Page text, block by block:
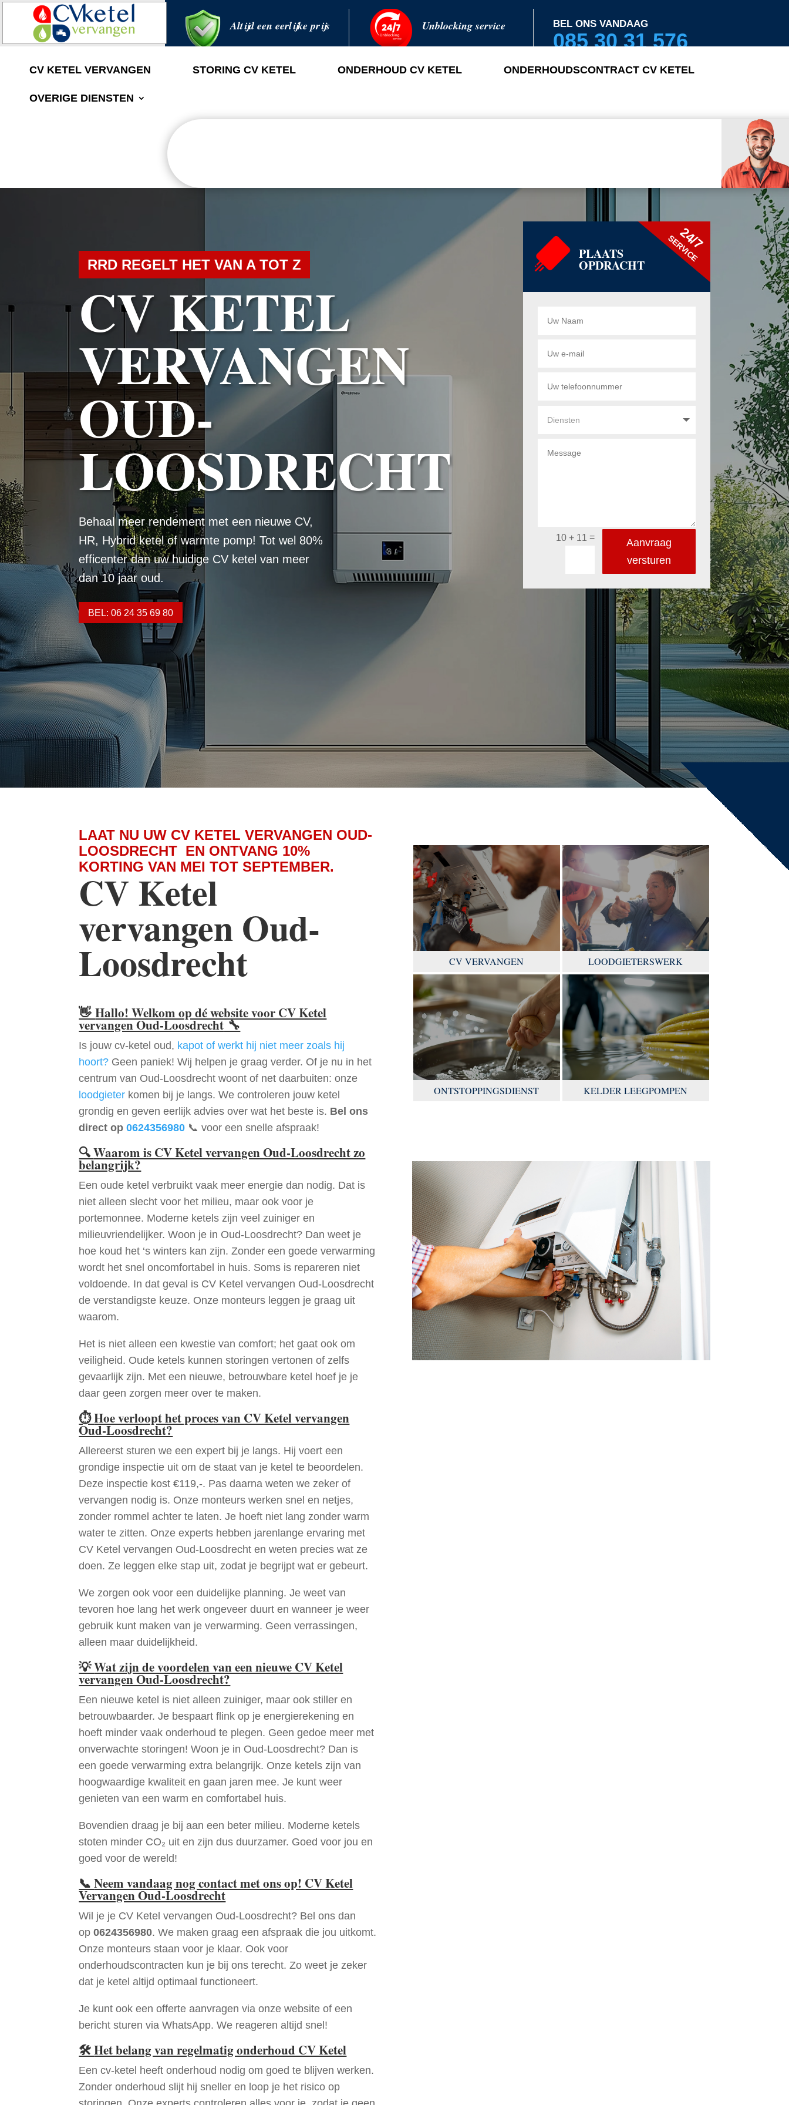
Altijd een eerlijke prijs Unblocking service BEL ONS VANDAAG
085 30 31 576
CV KETEL VERVANGEN STORING CV KETEL ONDERHOUD CV KETEL ONDERHOUDSCONTRACT CV KETEL
OVERIGE DIENSTEN
RRD REGELT HET VAN A TOT Z
CV KETEL
VERVANGEN
OUD-
LOOSDRECHT
Behaal meer rendement met een nieuwe CV,
HR, Hybrid ketel of warmte pomp! Tot wel 80%
efficenter dan uw huidige CV ketel van meer
dan 10 jaar oud.
BEL: 06 24 35 69 80
PLAATS
OPDRACHT
24/7
SERVICE
10 + 11 =
Aanvraag
versturen
LAAT NU UW CV KETEL VERVANGEN OUD-
LOOSDRECHT EN ONTVANG 10%
KORTING VAN MEI TOT SEPTEMBER.
CV Ketel
vervangen Oud-
Loosdrecht
👋Hallo! Welkom op dé website voor CV Ketel
vervangen Oud-Loosdrecht🔧
Is jouw cv-ketel oud, kapot of werkt hij niet meer zoals hij
hoort? Geen paniek! Wij helpen je graag verder. Of je nu in het
centrum van Oud-Loosdrecht woont of net daarbuiten: onze
loodgieter komen bij je langs. We controleren jouw ketel
grondig en geven eerlijk advies over wat het beste is. Bel ons
direct op0624356980 📞 voor een snelle afspraak!
🔍Waarom is CV Ketel vervangen Oud-Loosdrecht zo
belangrijk?
Een oude ketel verbruikt vaak meer energie dan nodig. Dat is
niet alleen slecht voor het milieu, maar ook voor je
portemonnee. Moderne ketels zijn veel zuiniger en
milieuvriendelijker. Woon je in Oud-Loosdrecht? Dan weet je
hoe koud het ‘s winters kan zijn. Zonder een goede verwarming
wordt het snel oncomfortabel in huis. Soms is repareren niet
voldoende. In dat geval is CV Ketel vervangen Oud-Loosdrecht
de verstandigste keuze. Onze monteurs leggen je graag uit
waarom.
Het is niet alleen een kwestie van comfort; het gaat ook om
veiligheid. Oude ketels kunnen storingen vertonen of zelfs
gevaarlijk zijn. Met een nieuwe, betrouwbare ketel hoef je je
daar geen zorgen meer over te maken.
⏱Hoe verloopt het proces van CV Ketel vervangen
Oud-Loosdrecht?
Allereerst sturen we een expert bij je langs. Hij voert een
grondige inspectie uit om de staat van je ketel te beoordelen.
Deze inspectie kost €119,-. Pas daarna weten we zeker of
vervangen nodig is. Onze monteurs werken snel en netjes,
zonder rommel achter te laten. Je hoeft niet lang zonder warm
water te zitten. Onze experts hebben jarenlange ervaring met
CV Ketel vervangen Oud-Loosdrecht en weten precies wat ze
doen. Ze leggen elke stap uit, zodat je begrijpt wat er gebeurt.
We zorgen ook voor een duidelijke planning. Je weet van
tevoren hoe lang het werk ongeveer duurt en wanneer je weer
gebruik kunt maken van je verwarming. Geen verrassingen,
alleen maar duidelijkheid.
💡Wat zijn de voordelen van een nieuwe CV Ketel
vervangen Oud-Loosdrecht?
Een nieuwe ketel is niet alleen zuiniger, maar ook stiller en
betrouwbaarder. Je bespaart flink op je energierekening en
hoeft minder vaak onderhoud te plegen. Geen gedoe meer met
onverwachte storingen! Woon je in Oud-Loosdrecht? Dan is
een goede verwarming extra belangrijk. Onze ketels zijn van
hoogwaardige kwaliteit en gaan jaren mee. Je kunt weer
genieten van een warm en comfortabel huis.
Bovendien draag je bij aan een beter milieu. Moderne ketels
stoten minder CO₂ uit en zijn dus duurzamer. Goed voor jou en
goed voor de wereld!
📞Neem vandaag nog contact met ons op! CV Ketel
Vervangen Oud-Loosdrecht
Wil je je CV Ketel vervangen Oud-Loosdrecht? Bel ons dan
op0624356980. We maken graag een afspraak die jou uitkomt.
Onze monteurs staan voor je klaar. Ook voor
onderhoudscontracten kun je bij ons terecht. Zo weet je zeker
dat je ketel altijd optimaal functioneert.
Je kunt ook een offerte aanvragen via onze website of een
bericht sturen via WhatsApp. We reageren altijd snel!
🛠Het belang van regelmatig onderhoud CV Ketel
Een cv-ketel heeft onderhoud nodig om goed te blijven werken.
Zonder onderhoud slijt hij sneller en loop je het risico op
CV VERVANGEN LOODGIETERSWERK
ONTSTOPPINGSDIENST KELDER LEEGPOMPEN